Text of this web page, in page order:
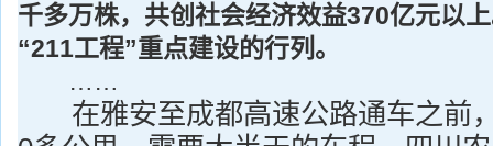
千多万株，共创社会经济效益370亿元以
“211工程”重点建设的行列。
……
在雅安至成都高速公路通车之前